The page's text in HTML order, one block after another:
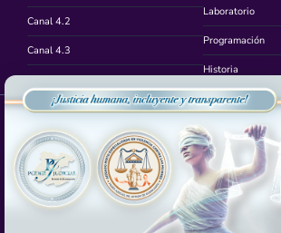
Canal 4.2
Canal 4.3
Canal 4.4
Laboratorio
Programación
Historia
Síguenos en
App TVCUATRO